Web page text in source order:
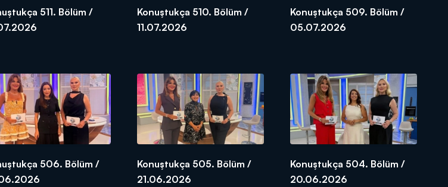
511. Bölüm /
Konuştukça 510. Bölüm /
11.07.2026
Konuştukça 509. Bölüm /
05.07.2026
506. Bölüm /
Konuştukça 505. Bölüm /
21.06.2026
Konuştukça 504. Bölüm /
20.06.2026